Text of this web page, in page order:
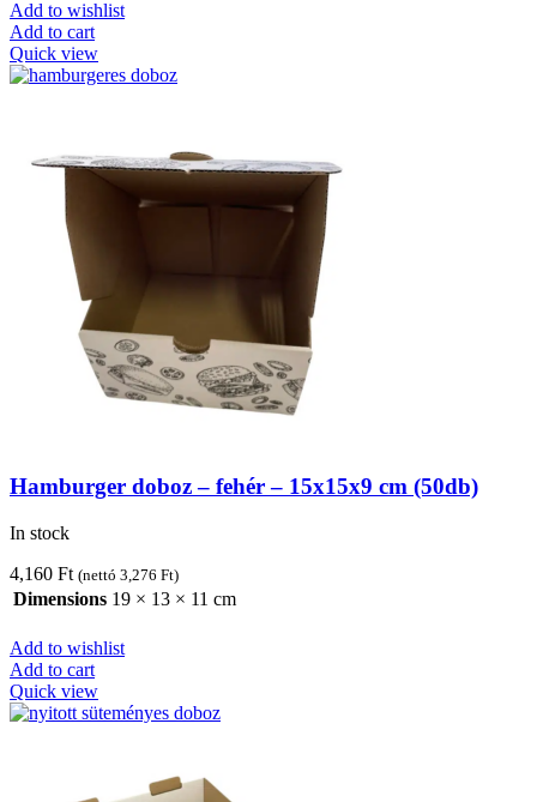
Add to wishlist
Add to cart
Quick view
Hamburger doboz – fehér – 15x15x9 cm (50db)
In stock
4,160 Ft (nettó 3,276 Ft)
Dimensions 19 × 13 × 11 cm
Add to wishlist
Add to cart
Quick view